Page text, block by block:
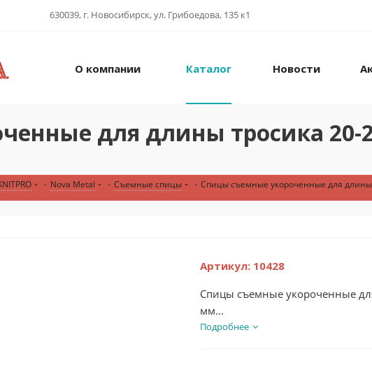
630039, г. Новосибирск, ул. Грибоедова, 135 к1
О компании Каталог Новости
для длины тросика 20-
- Nova Metal - Съемные спицы - Спицы съемные укороченные для длины
Артикул: 10428
Спицы съемные укороченные
мм...
Подробнее